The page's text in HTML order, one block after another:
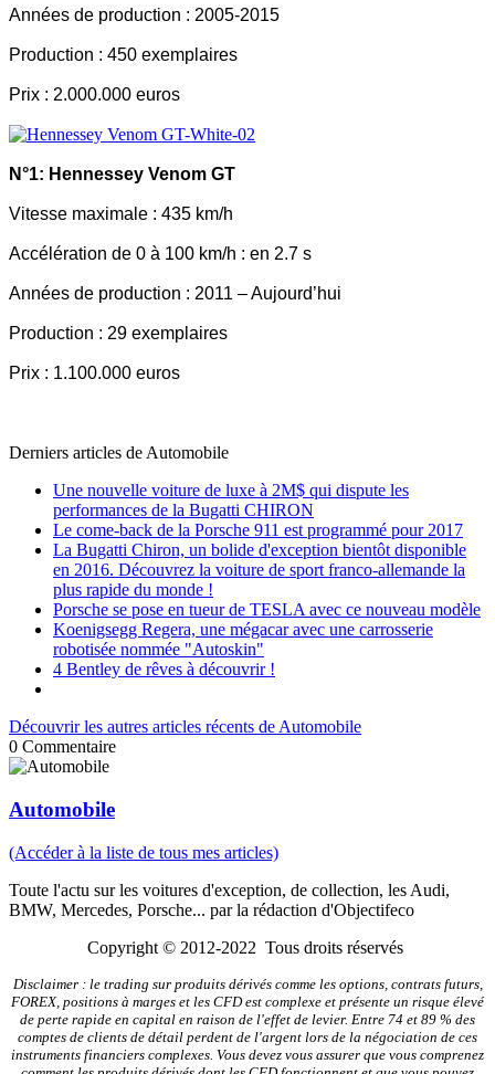
Années de production : 2005-2015
Production : 450 exemplaires
Prix : 2.000.000 euros
N°1: Hennessey Venom GT
Vitesse maximale : 435 km/h
Accélération de 0 à 100 km/h : en 2.7 s
Années de production : 2011 – Aujourd’hui
Production : 29 exemplaires
Prix : 1.100.000 euros
Derniers articles de Automobile
Une nouvelle voiture de luxe à 2M$ qui dispute les
performances de la Bugatti CHIRON
Le come-back de la Porsche 911 est programmé pour 2017
La Bugatti Chiron, un bolide d'exception bientôt disponible
en 2016. Découvrez la voiture de sport franco-allemande la
plus rapide du monde !
Porsche se pose en tueur de TESLA avec ce nouveau modèle
Koenigsegg Regera, une mégacar avec une carrosserie
robotisée nommée "Autoskin"
4 Bentley de rêves à découvrir !
Découvrir les autres articles récents de Automobile
0 Commentaire
Automobile
(Accéder à la liste de tous mes articles)
Toute l'actu sur les voitures d'exception, de collection, les Audi,
BMW, Mercedes, Porsche... par la rédaction d'Objectifeco
Copyright © 2012-2022 Tous droits réservés
Disclaimer : le trading sur produits dérivés comme les options, contrats futurs,
FOREX, positions à marges et les CFD est complexe et présente un risque élevé
de perte rapide en capital en raison de l'effet de levier. Entre 74 et 89 % des
comptes de clients de détail perdent de l'argent lors de la négociation de ces
instruments financiers complexes. Vous devez vous assurer que vous comprenez